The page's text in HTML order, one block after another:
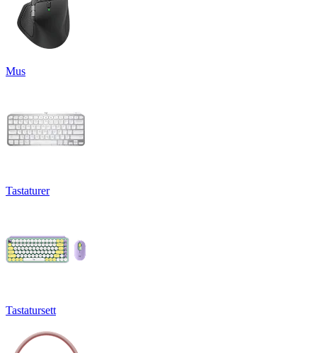
Mus
Tastaturer
Tastatursett